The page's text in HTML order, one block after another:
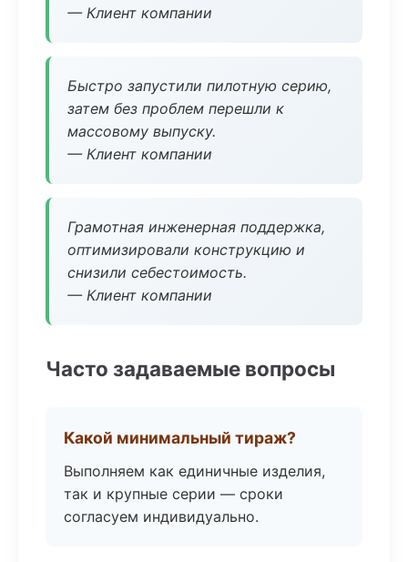
— Клиент компании
Быстро запустили пилотную серию,
затем без проблем перешли к
массовому выпуску.
— Клиент компании
Грамотная инженерная поддержка,
оптимизировали конструкцию и
снизили себестоимость.
— Клиент компании
Часто задаваемые вопросы
Какой минимальный тираж?
Выполняем как единичные изделия,
так и крупные серии — сроки
согласуем индивидуально.